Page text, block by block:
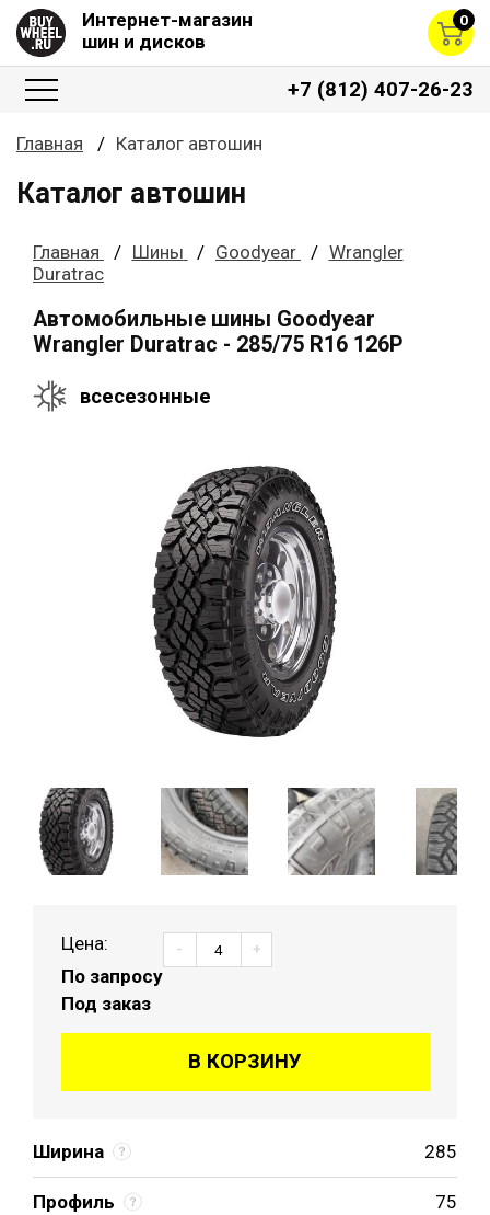
Интернет-магазин
шин и дисков
0
+7 (812) 407-26-23
Главная Каталог автошин
Каталог автошин
Главная Шины Goodyear
Wrangler
Duratrac
Автомобильные шины Goodyear
Wrangler Duratrac - 285/75 R16 126P
всесезонные
Ширина 285
Профиль 75
Цена:
По запросу
Под заказ
- +
В КОРЗИНУ